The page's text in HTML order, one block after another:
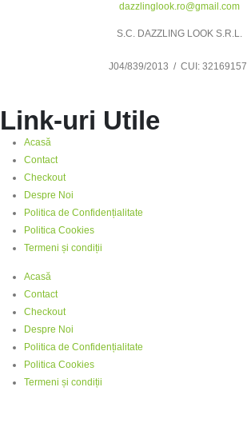
dazzlinglook.ro@gmail.com
S.C. DAZZLING LOOK S.R.L.
J04/839/2013 / CUI: 32169157
Link-uri Utile
Acasă
Contact
Checkout
Despre Noi
Politica de Confidențialitate
Politica Cookies
Termeni și condiții
Acasă
Contact
Checkout
Despre Noi
Politica de Confidențialitate
Politica Cookies
Termeni și condiții